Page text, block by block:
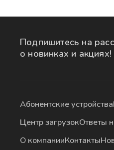
Подпишитесь на
о новинках и акциях!
Абонентские устройства
Центр загрузокОтветы
О компанииКонтакты